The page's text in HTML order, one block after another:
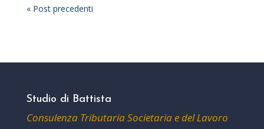
« Post precedenti
Studio di Battista
Consulenza Tributaria Societaria e del Lavoro